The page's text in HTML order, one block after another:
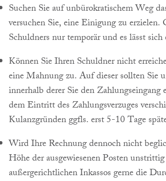
Suchen Sie auf unbürokratischem Weg
versuchen Sie, eine Einigung zu
Schuldners nur temporär und es lässt
Können Sie Ihren Schuldner nicht
eine Mahnung zu. Auf dieser sollten Sie
innerhalb derer Sie den
dem Eintritt des Zahlungsverzuges
Kulanzgründen ggfls. erst 5-10 Tage
Wird Ihre Rechnung dennoch nicht
Höhe der ausgewiesenen Posten
außergerichtlichen Inkassos gerne die